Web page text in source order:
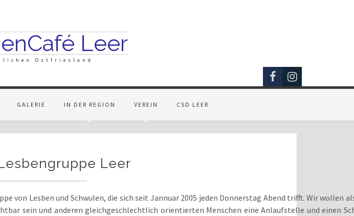
Leer
Ostfriesland
GALERIE IN DER REGION VEREIN CSD LEER
Leer
von Lesben und Schwulen, die sich seit Jannuar 2005 jeden Donnerstag Abend trifft. Wir wollen
sein und anderen gleichgeschlechtlich orientierten Menschen eine Anlaufstelle und einen